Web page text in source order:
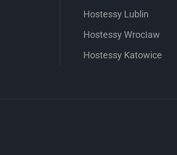
Hostessy Lublin
Hostessy Wrocław
Hostessy Katowice